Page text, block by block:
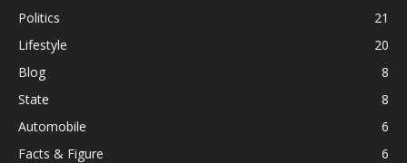
Politics
21
Lifestyle
20
Blog
8
State
8
Automobile
6
Facts & Figure
6